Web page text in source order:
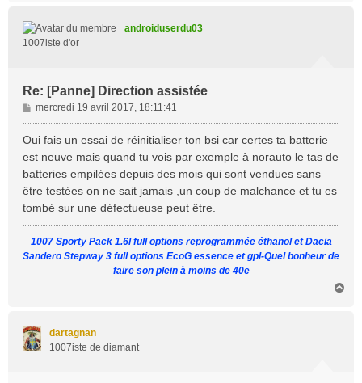
androiduserdu03
1007iste d'or
Re: [Panne] Direction assistée
M
e
s
g
e
mercredi 19 avril 2017, 18:11:41
Oui fais un essai de réinitialiser ton bsi car certes ta batterie
est neuve mais quand tu vois par exemple à norauto le tas de
batteries empilées depuis des mois qui sont vendues sans
être testées on ne sait jamais ,un coup de malchance et tu es
tombé sur une défectueuse peut être.
1007 Sporty Pack 1.6l full options reprogrammée éthanol et Dacia
Sandero Stepway 3 full options EcoG essence et gpl-Quel bonheur de
faire son plein à moins de 40e
dartagnan
1007iste de diamant